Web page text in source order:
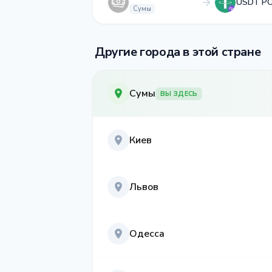
Сумы
Другие города в этой стране
Сумы ВЫ ЗДЕСЬ
Киев
Львов
Одесса